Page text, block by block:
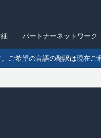
パートナーネットワーク
ご希望の言語の翻訳は現在ご